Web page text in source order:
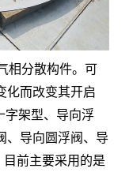
相分散构件。可
化而改变其开启
字架型、导向浮
、导向圆浮阀、导
前主要采用的是